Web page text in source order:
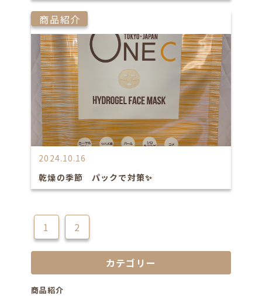
商品紹介
2024.10.16
乾燥の季節 パックで対策✨
1 2
カテゴリー
商品紹介